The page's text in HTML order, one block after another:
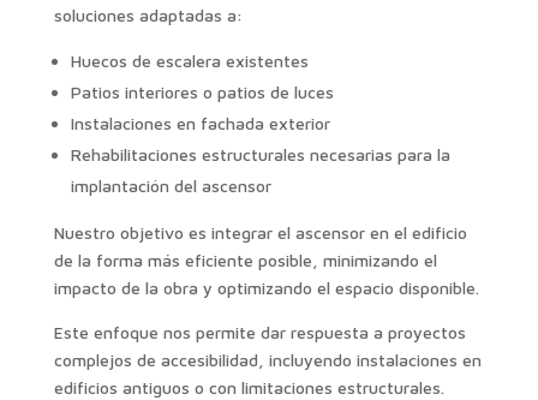
soluciones adaptadas a:
Huecos de escalera existentes
Patios interiores o patios de luces
Instalaciones en fachada exterior
Rehabilitaciones estructurales necesarias para la
implantación del ascensor
Nuestro objetivo es integrar el ascensor en el edificio
de la forma más eficiente posible, minimizando el
impacto de la obra y optimizando el espacio disponible.
Este enfoque nos permite dar respuesta a proyectos
complejos de accesibilidad, incluyendo instalaciones en
edificios antiguos o con limitaciones estructurales.